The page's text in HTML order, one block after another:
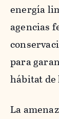
energía
agencias
para
hábitat de
La